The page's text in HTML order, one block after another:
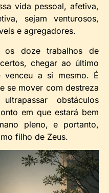
vida pessoal, afetiva,
sejam venturosos,
e agregadores.
os doze trabalhos de
chegar ao último
venceu a si mesmo. É
se mover com destreza
obstáculos
em que estará bem
pleno, e portanto,
filho de Zeus.